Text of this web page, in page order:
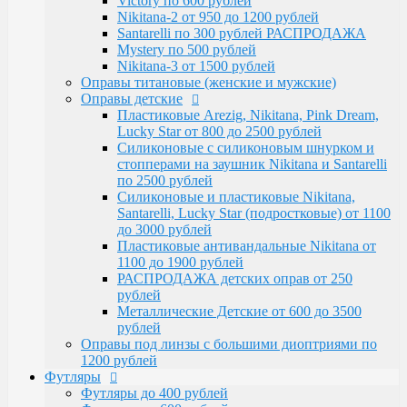
Santarelli, Lucky Star (подростковые) от 1100
до 3000 рублей
Пластиковые антивандальные Nikitana от
1100 до 1900 рублей
РАСПРОДАЖА детских оправ от 250 рублей
Металлические Детские от 600 до 3500
рублей
Оправы под линзы с большими диоптриями по
1200 рублей
Футляры до 400 рублей
Футляры по 600 рублей
Футляры по 550 рублей
Футляры для солнцезащитных очков
Детские от 400 рублей
Распродажа
Nikitana-2 от 950 до 1200 рублей
Santarelli по 300 рублей РАСПРОДАЖА
Mystery по 500 рублей
Nikitana-3 от 1500 рублей
Оправы титановые (женские и мужские)
Оправы детские
Пластиковые Arezig, Nikitana, Pink Dream,
Lucky Star от 800 до 2500 рублей
Силиконовые с силиконовым шнурком и
стопперами на заушник Nikitana и Santarelli
по 2500 рублей
Силиконовые и пластиковые Nikitana,
Santarelli, Lucky Star (подростковые) от 1100
до 3000 рублей
Пластиковые антивандальные Nikitana от
1100 до 1900 рублей
РАСПРОДАЖА детских оправ от 250
рублей
Металлические Детские от 600 до 3500
рублей
Оправы под линзы с большими диоптриями по
1200 рублей
Футляры
Футляры до 400 рублей